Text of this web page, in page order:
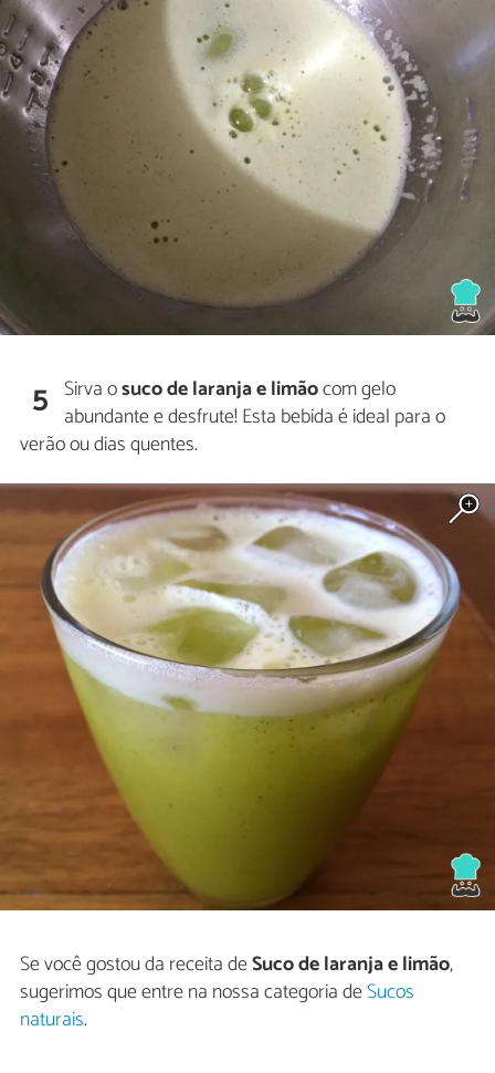
5 Sirva osuco de laranja e limãocom gelo
abundante e desfrute! Esta bebida é ideal para o
verão ou dias quentes.
Se você gostou da receita deSuco de laranja e limão,
sugerimos que entre na nossa categoria deSucos
naturais.